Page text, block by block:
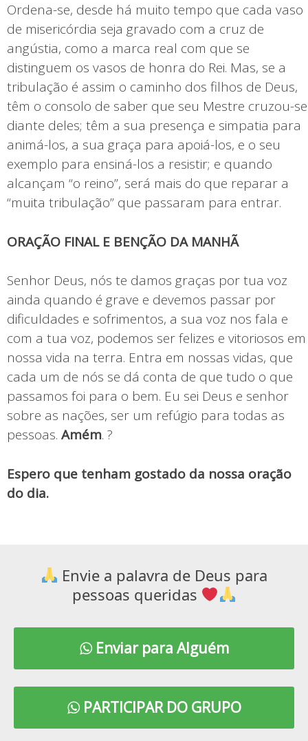
Ordena-se, desde há muito tempo que cada vaso
de misericórdia seja gravado com a cruz de
angústia, como a marca real com que se
distinguem os vasos de honra do Rei. Mas, se a
tribulação é assim o caminho dos filhos de Deus,
têm o consolo de saber que seu Mestre cruzou-se
diante deles; têm a sua presença e simpatia para
animá-los, a sua graça para apoiá-los, e o seu
exemplo para ensiná-los a resistir; e quando
alcançam “o reino”, será mais do que reparar a
“muita tribulação” que passaram para entrar.
ORAÇÃO FINAL E BENÇÃO DA MANHÃ
Senhor Deus, nós te damos graças por tua voz
ainda quando é grave e devemos passar por
dificuldades e sofrimentos, a sua voz nos fala e
com a tua voz, podemos ser felizes e vitoriosos em
nossa vida na terra. Entra em nossas vidas, que
cada um de nós se dá conta de que tudo o que
passamos foi para o bem. Eu sei Deus e senhor
sobre as nações, ser um refúgio para todas as
pessoas. Amém. ?
Espero que tenham gostado da nossa oração
do dia.
Envie a palavra de Deus para
pessoas queridas
Enviar para Alguém
PARTICIPAR DO GRUPO